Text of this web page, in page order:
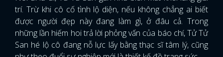
trí. Trừ khi cô cố tình lộ diện, nếu không chẳng ai biết
được người đẹp này đang làm gì, ở đâu cả. Trong
những lần hiếm hoi trả lời phỏng vấn của báo chí, Tử Tử
San hé lộ cô đang nỗ lực lấy bằng thạc sĩ tâm lý, cũng